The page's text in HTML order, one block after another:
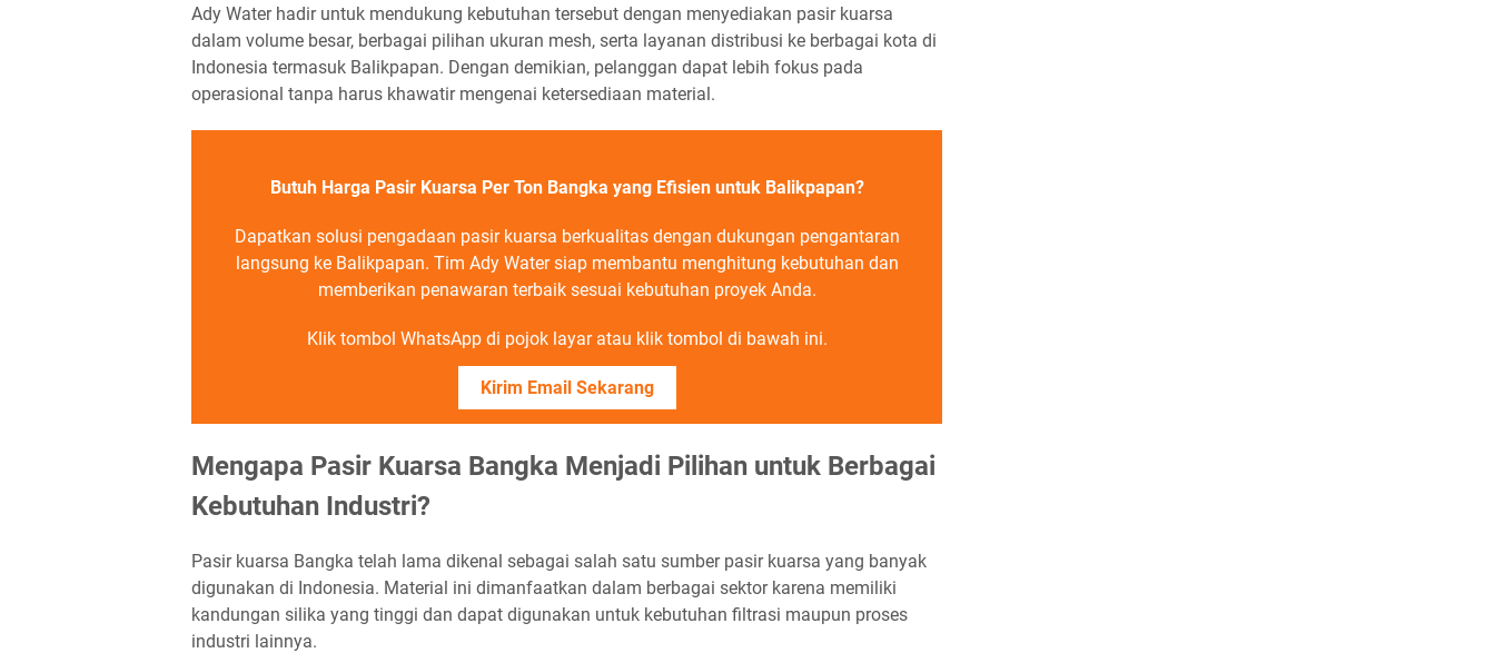
Ady Water hadir untuk mendukung kebutuhan tersebut dengan menyediakan pasir kuarsa
dalam volume besar, berbagai pilihan ukuran mesh, serta layanan distribusi ke berbagai kota di
Indonesia termasuk Balikpapan. Dengan demikian, pelanggan dapat lebih fokus pada
operasional tanpa harus khawatir mengenai ketersediaan material.
Butuh Harga Pasir Kuarsa Per Ton Bangka yang Efisien untuk Balikpapan?
Dapatkan solusi pengadaan pasir kuarsa berkualitas dengan dukungan pengantaran
langsung ke Balikpapan. Tim Ady Water siap membantu menghitung kebutuhan dan
memberikan penawaran terbaik sesuai kebutuhan proyek Anda.
Klik tombol WhatsApp di pojok layar atau klik tombol di bawah ini.
Kirim Email Sekarang
Mengapa Pasir Kuarsa Bangka Menjadi Pilihan untuk Berbagai
Kebutuhan Industri?
Pasir kuarsa Bangka telah lama dikenal sebagai salah satu sumber pasir kuarsa yang banyak
digunakan di Indonesia. Material ini dimanfaatkan dalam berbagai sektor karena memiliki
kandungan silika yang tinggi dan dapat digunakan untuk kebutuhan filtrasi maupun proses
industri lainnya.